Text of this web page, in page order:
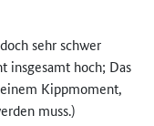
sehr schwer
insgesamt hoch; Das
Kippmoment,
muss.)